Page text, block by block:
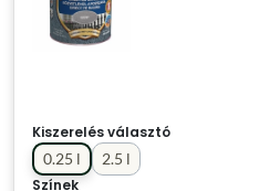
Kiszerelés választó
0.25 l
2.5 l
Színek